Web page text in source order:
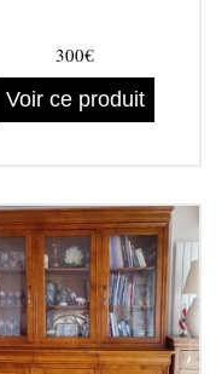
300€
Voir ce produit